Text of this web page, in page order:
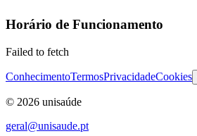
Horário de Funcionamento
Failed to fetch
ConhecimentoTermosPrivacidadeCookies
© 2026 unisaúde
geral@unisaude.pt